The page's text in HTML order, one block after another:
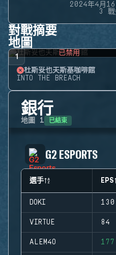
2024年4月
3 戰
對戰摘要
地圖
1 已禁用
杜斯妥也夫斯基咖啡館
INTO THE BREACH
銀行
地圖 1 已結束
G2 ESPORTS
選手 EPS
DOKI 130
VIRTUE 84
ALEM4O 177